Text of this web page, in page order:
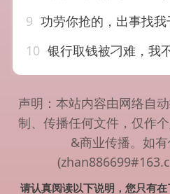
9 功劳你抢的，出事找我干
10 银行取钱被刁难，我不取后你
声明：本站内容由网络自
制、传播任何文件，仅作
&商业传播。如
请认真阅读以下说明，您只有